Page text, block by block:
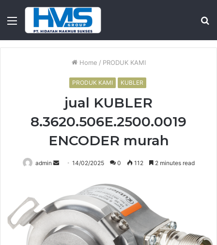
Menu
Home / PRODUK KAMI
PRODUK KAMI KUBLER
jual KUBLER
8.3620.506E.2500.0019
ENCODER murah
admin
Send14/02/2025 0 112 2 minutes read